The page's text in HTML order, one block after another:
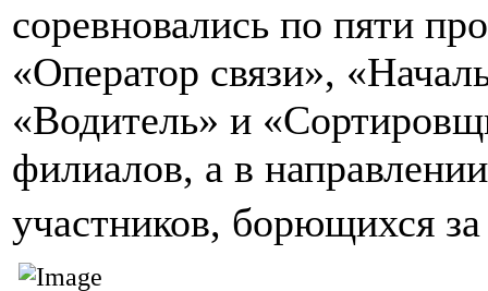
соревновались по пяти
«Оператор связи»,
«Водитель» и
филиалов, а в
участников, борющихся